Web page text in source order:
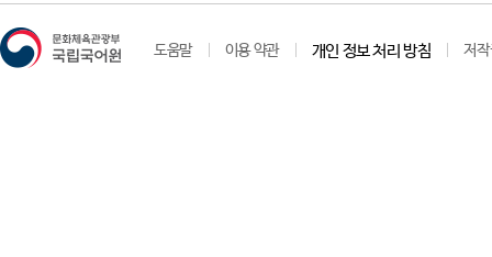
도움말 이용 약관 개인 정보 처리 방침 저